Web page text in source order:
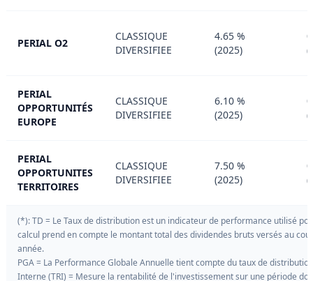
PERIAL O2
CLASSIQUE
DIVERSIFIEE
4.65 %
(2025)
PERIAL
OPPORTUNITÉS
EUROPE
CLASSIQUE
DIVERSIFIEE
6.10 %
(2025)
PERIAL
OPPORTUNITES
TERRITOIRES
CLASSIQUE
DIVERSIFIEE
7.50 %
(2025)
(*): TD = Le Taux de distribution est un indicateur de performance utilisé
calcul prend en compte le montant total des dividendes bruts versés au
année.
PGA = La Performance Globale Annuelle tient compte du taux de
Interne (TRI) = Mesure la rentabilité de l'investissement sur une période